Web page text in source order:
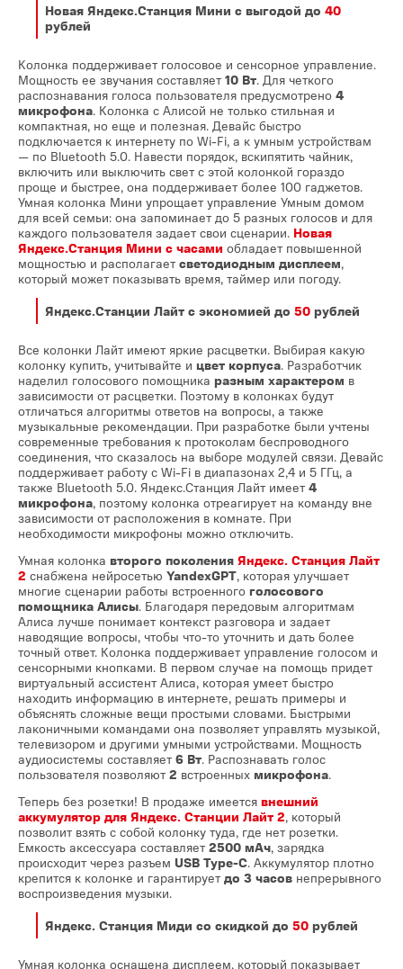
Новая Яндекс.Станция Мини с выгодой до 40
рублей
Колонка поддерживает голосовое и сенсорное управление.
Мощность ее звучания составляет 10 Вт. Для четкого
распознавания голоса пользователя предусмотрено 4
микрофона. Колонка с Алисой не только стильная и
компактная, но еще и полезная. Девайс быстро
подключается к интернету по Wi-Fi, а к умным устройствам
— по Bluetooth 5.0. Навести порядок, вскипятить чайник,
включить или выключить свет с этой колонкой гораздо
проще и быстрее, она поддерживает более 100 гаджетов.
Умная колонка Мини упрощает управление Умным домом
для всей семьи: она запоминает до 5 разных голосов и для
каждого пользователя задает свои сценарии. Новая
Яндекс.Станция Мини с часами обладает повышенной
мощностью и располагает светодиодным дисплеем,
который может показывать время, таймер или погоду.
Яндекс.Станции Лайт с экономией до 50 рублей
Все колонки Лайт имеют яркие расцветки. Выбирая какую
колонку купить, учитывайте и цвет корпуса. Разработчик
наделил голосового помощника разным характером в
зависимости от расцветки. Поэтому в колонках будут
отличаться алгоритмы ответов на вопросы, а также
музыкальные рекомендации. При разработке были учтены
современные требования к протоколам беспроводного
соединения, что сказалось на выборе модулей связи. Девайс
поддерживает работу с Wi-Fi в диапазонах 2,4 и 5 ГГц, а
также Bluetooth 5.0. Яндекс.Станция Лайт имеет 4
микрофона, поэтому колонка отреагирует на команду вне
зависимости от расположения в комнате. При
необходимости микрофоны можно отключить.
Умная колонка второго поколения Яндекс. Станция Лайт
2 снабжена нейросетью YandexGPT, которая улучшает
многие сценарии работы встроенного голосового
помощника Алисы. Благодаря передовым алгоритмам
Алиса лучше понимает контекст разговора и задает
наводящие вопросы, чтобы что-то уточнить и дать более
точный ответ. Колонка поддерживает управление голосом и
сенсорными кнопками. В первом случае на помощь придет
виртуальный ассистент Алиса, которая умеет быстро
находить информацию в интернете, решать примеры и
объяснять сложные вещи простыми словами. Быстрыми
лаконичными командами она позволяет управлять музыкой,
телевизором и другими умными устройствами. Мощность
аудиосистемы составляет 6 Вт. Распознавать голос
пользователя позволяют 2 встроенных микрофона.
Теперь без розетки! В продаже имеется внешний
аккумулятор для Яндекс. Станции Лайт 2, который
позволит взять с собой колонку туда, где нет розетки.
Емкость аксессуара составляет 2500 мАч, зарядка
происходит через разъем USB Type-C. Аккумулятор плотно
крепится к колонке и гарантирует до 3 часов непрерывного
воспроизведения музыки.
Яндекс. Станция Миди со скидкой до 50 рублей
Умная колонка оснащена дисплеем, который показывает